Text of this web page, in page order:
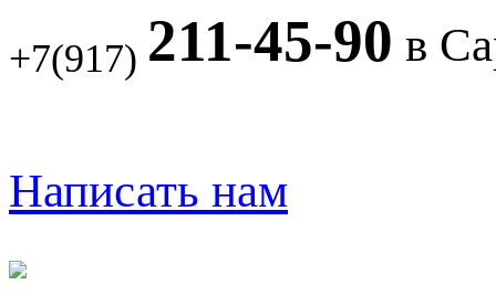
+7(917) 211-45-90 в
Написать нам